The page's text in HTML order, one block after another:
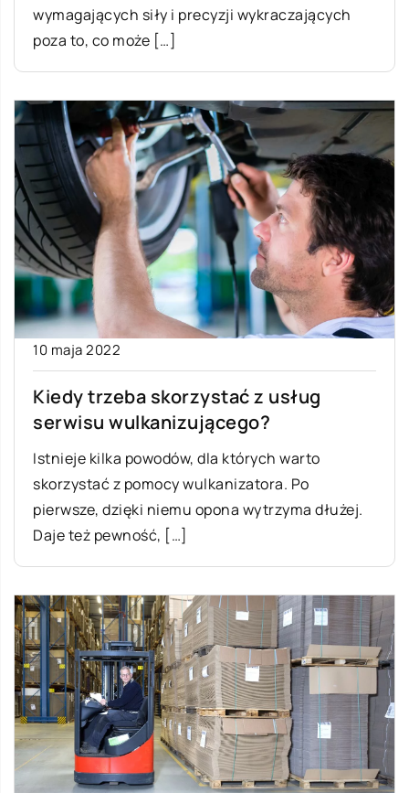
wymagających siły i precyzji wykraczających
poza to, co może […]
10 maja 2022
Kiedy trzeba skorzystać z usług
serwisu wulkanizującego?
Istnieje kilka powodów, dla których warto
skorzystać z pomocy wulkanizatora. Po
pierwsze, dzięki niemu opona wytrzyma dłużej.
Daje też pewność, […]